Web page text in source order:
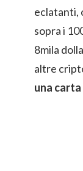
eclatanti,
sopra i
8mila
altre
una carta